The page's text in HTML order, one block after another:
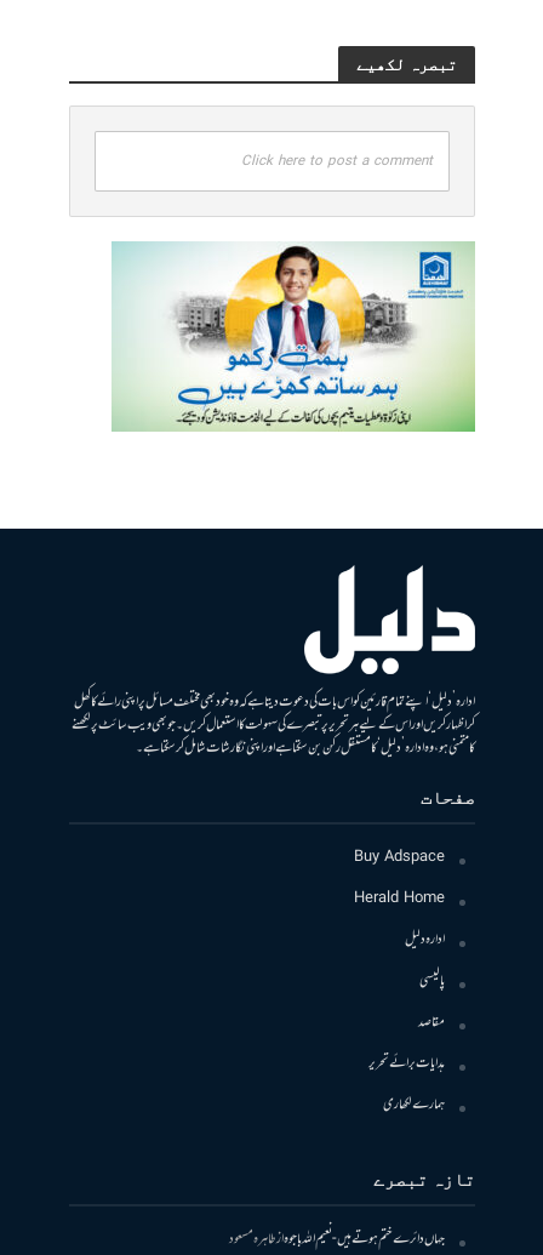
تبصرہ لکھیے
Click here to post a comment
ادارہ ’دلیل‘ اپنے تمام قارئین کو اس بات کی دعوت دیتا ہے کہ وہ خود بھی مختلف مسائل پر اپنی رائے کا کھل
کر اظہار کریں اور اس کے لیے ہر تحریر پر تبصرے کی سہولت کا استعمال کریں۔ جو بھی ویب سائٹ پر لکھنے
کا متمنی ہو، وہ ادارہ ’دلیل‘ کا مستقل رکن بن سکتا ہے اور اپنی نگارشات شامل کرسکتا ہے۔
صفحات
Buy Adspace
Herald Home
ادارہ دلیل
پالیسی
مقاصد
ہدایات برائے تحریر
ہمارے لکھاری
تازہ تبصرے
جہاں دائرے ختم ہوتے ہیں- نعیم اللہ باجوہازطاہرہ مسعود